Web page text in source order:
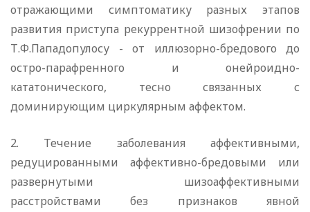
отражающими симптоматику разных этапов
развития приступа рекуррентной шизофрении по
Т.Ф.Пападопулосу - от иллюзорно-бредового до
остро-парафренного и онейроидно-
кататонического, тесно связанных с
доминирующим циркулярным аффектом.
2. Течение заболевания аффективными,
редуцированными аффективно-бредовыми или
развернутыми шизоаффективными
расстройствами без признаков явной